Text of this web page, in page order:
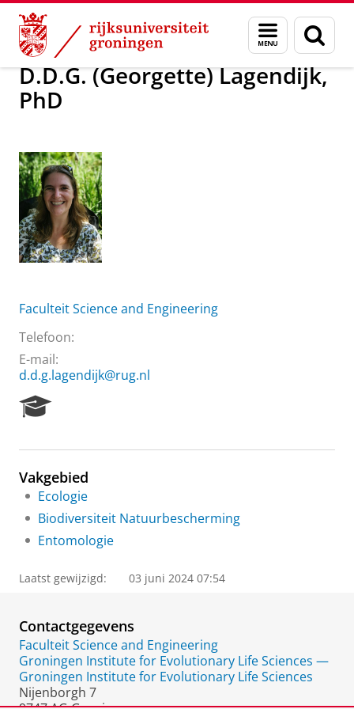
Skip
Content
Skip
Navigation
Menu
en
zoeken
Over ons D.D.G. (Georgette) Lagendijk, PhD
D.D.G. (Georgette) Lagendijk,
PhD
Faculteit Science and Engineering
Telefoon:
E-mail:
d.d.g.lagendijk@rug.nl
e
r
c
h
o
t
Vakgebied
Ecologie
Biodiversiteit Natuurbescherming
Entomologie
Laatst gewijzigd: 03 juni 2024 07:54
Contactgegevens
Faculteit Science and Engineering
Groningen Institute for Evolutionary Life Sciences —
Groningen Institute for Evolutionary Life Sciences
Nijenborgh 7